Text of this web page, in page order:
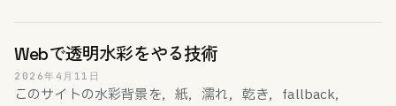
Webで透明水彩をやる技術
2026年4月11日
このサイトの水彩背景を，紙，濡れ，乾き，fallback，